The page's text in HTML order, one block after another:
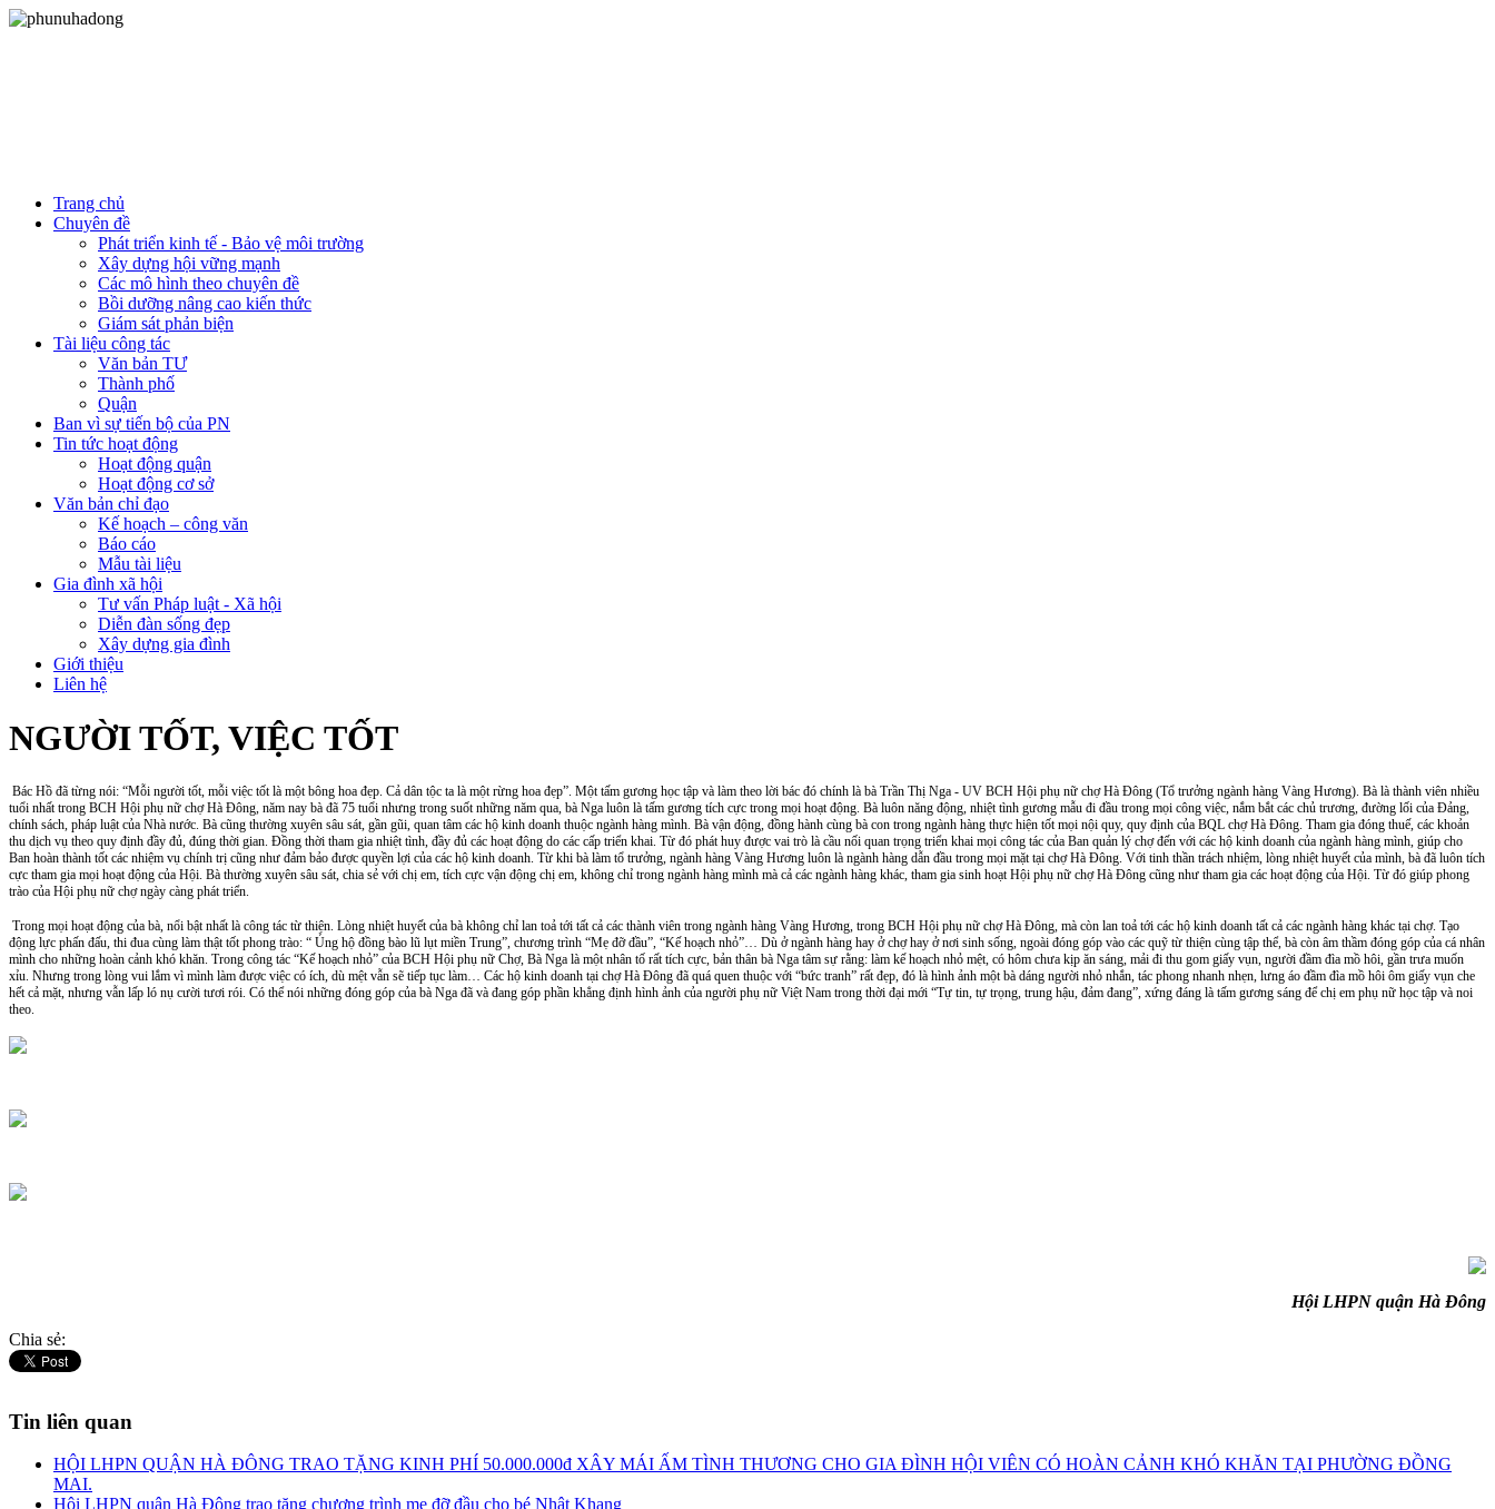
Trang chủ
Chuyên đề
Phát triển kinh tế - Bảo vệ môi trường
Xây dựng hội vững mạnh
Các mô hình theo chuyên đề
Bồi dưỡng nâng cao kiến thức
Giám sát phản biện
Tài liệu công tác
Văn bản TƯ
Thành phố
Quận
Ban vì sự tiến bộ của PN
Tin tức hoạt động
Hoạt động quận
Hoạt động cơ sở
Văn bản chỉ đạo
Kế hoạch – công văn
Báo cáo
Mẫu tài liệu
Gia đình xã hội
Tư vấn Pháp luật - Xã hội
Diễn đàn sống đẹp
Xây dựng gia đình
Giới thiệu
Liên hệ
NGƯỜI TỐT, VIỆC TỐT
tuổi nhất trong BCH Hội phụ nữ chợ Hà Đông, năm nay bà đã 75 tuổi nhưng trong suốt những năm qua, bà Nga luôn là tấm gương tích cực trong mọi hoạt động. Bà luôn năng động, nhiệt tình gương mẫu đi đầu trong mọi công việc, nắm bắt các chủ trương, đường lối của Đảng,
chính sách, pháp luật của Nhà nước. Bà cũng thường xuyên sâu sát, gần gũi, quan tâm các hộ kinh doanh thuộc ngành hàng mình. Bà vận động, đồng hành cùng bà con trong ngành hàng thực hiện tốt mọi nội quy, quy định của BQL chợ Hà Đông. Tham gia đóng thuế, các khoản
thu dịch vụ theo quy định đầy đủ, đúng thời gian. Đồng thời tham gia nhiệt tình, đầy đủ các hoạt động do các cấp triển khai. Từ đó phát huy được vai trò là cầu nối quan trọng triển khai mọi công tác của Ban quản lý chợ đến với các hộ kinh doanh của ngành hàng mình, giúp cho
Ban hoàn thành tốt các nhiệm vụ chính trị cũng như đảm bảo được quyền lợi của các hộ kinh doanh. Từ khi bà làm tổ trưởng, ngành hàng Vàng Hương luôn là ngành hàng dẫn đầu trong mọi mặt tại chợ Hà Đông. Với tinh thần trách nhiệm, lòng nhiệt huyết của mình, bà đã luôn tích
cực tham gia mọi hoạt động của Hội. Bà thường xuyên sâu sát, chia sẻ với chị em, tích cực vận động chị em, không chỉ trong ngành hàng mình mà cả các ngành hàng khác, tham gia sinh hoạt Hội phụ nữ chợ Hà Đông cũng như tham gia các hoạt động của Hội. Từ đó giúp phong
trào của Hội phụ nữ chợ ngày càng phát triển.
động lực phấn đấu, thi đua cùng làm thật tốt phong trào: “ Ủng hộ đồng bào lũ lụt miền Trung”, chương trình “Mẹ đỡ đầu”, “Kế hoạch nhỏ”… Dù ở ngành hàng hay ở chợ hay ở nơi sinh sống, ngoài đóng góp vào các quỹ từ thiện cùng tập thể, bà còn âm thầm đóng góp của cá nhân
mình cho những hoàn cảnh khó khăn. Trong công tác “Kế hoạch nhỏ” của BCH Hội phụ nữ Chợ, Bà Nga là một nhân tố rất tích cực, bản thân bà Nga tâm sự rằng: làm kế hoạch nhỏ mệt, có hôm chưa kịp ăn sáng, mải đi thu gom giấy vụn, người đầm đìa mồ hôi, gần trưa muốn
xỉu. Nhưng trong lòng vui lắm vì mình làm được việc có ích, dù mệt vẫn sẽ tiếp tục làm… Các hộ kinh doanh tại chợ Hà Đông đã quá quen thuộc với “bức tranh” rất đẹp, đó là hình ảnh một bà dáng người nhỏ nhắn, tác phong nhanh nhẹn, lưng áo đầm đìa mồ hôi ôm giấy vụn che
hết cả mặt, nhưng vẫn lấp ló nụ cười tươi rói. Có thể nói những đóng góp của bà Nga đã và đang góp phần khẳng định hình ảnh của người phụ nữ Việt Nam trong thời đại mới “Tự tin, tự trọng, trung hậu, đảm đang”, xứng đáng là tấm gương sáng để chị em phụ nữ học tập và noi
theo.
Hội LHPN quận Hà Đông
Chia sẻ:
Tin liên quan
HỘI LHPN QUẬN HÀ ĐÔNG TRAO TẶNG KINH PHÍ 50.000.000đ XÂY MÁI ẤM TÌNH THƯƠNG CHO GIA ĐÌNH HỘI VIÊN CÓ HOÀN CẢNH KHÓ KHĂN TẠI PHƯỜNG ĐỒNG
MAI.
Hội LHPN quận Hà Đông trao tặng chương trình mẹ đỡ đầu cho bé Nhật Khang